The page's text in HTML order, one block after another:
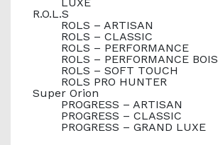
R.O.L.S
ROLS – ARTISAN
ROLS – CLASSIC
ROLS – PERFORMANCE
ROLS – PERFORMANCE BOIS
ROLS – SOFT TOUCH
ROLS PRO HUNTER
Super Orion
PROGRESS – ARTISAN
PROGRESS – CLASSIC
PROGRESS – GRAND LUXE